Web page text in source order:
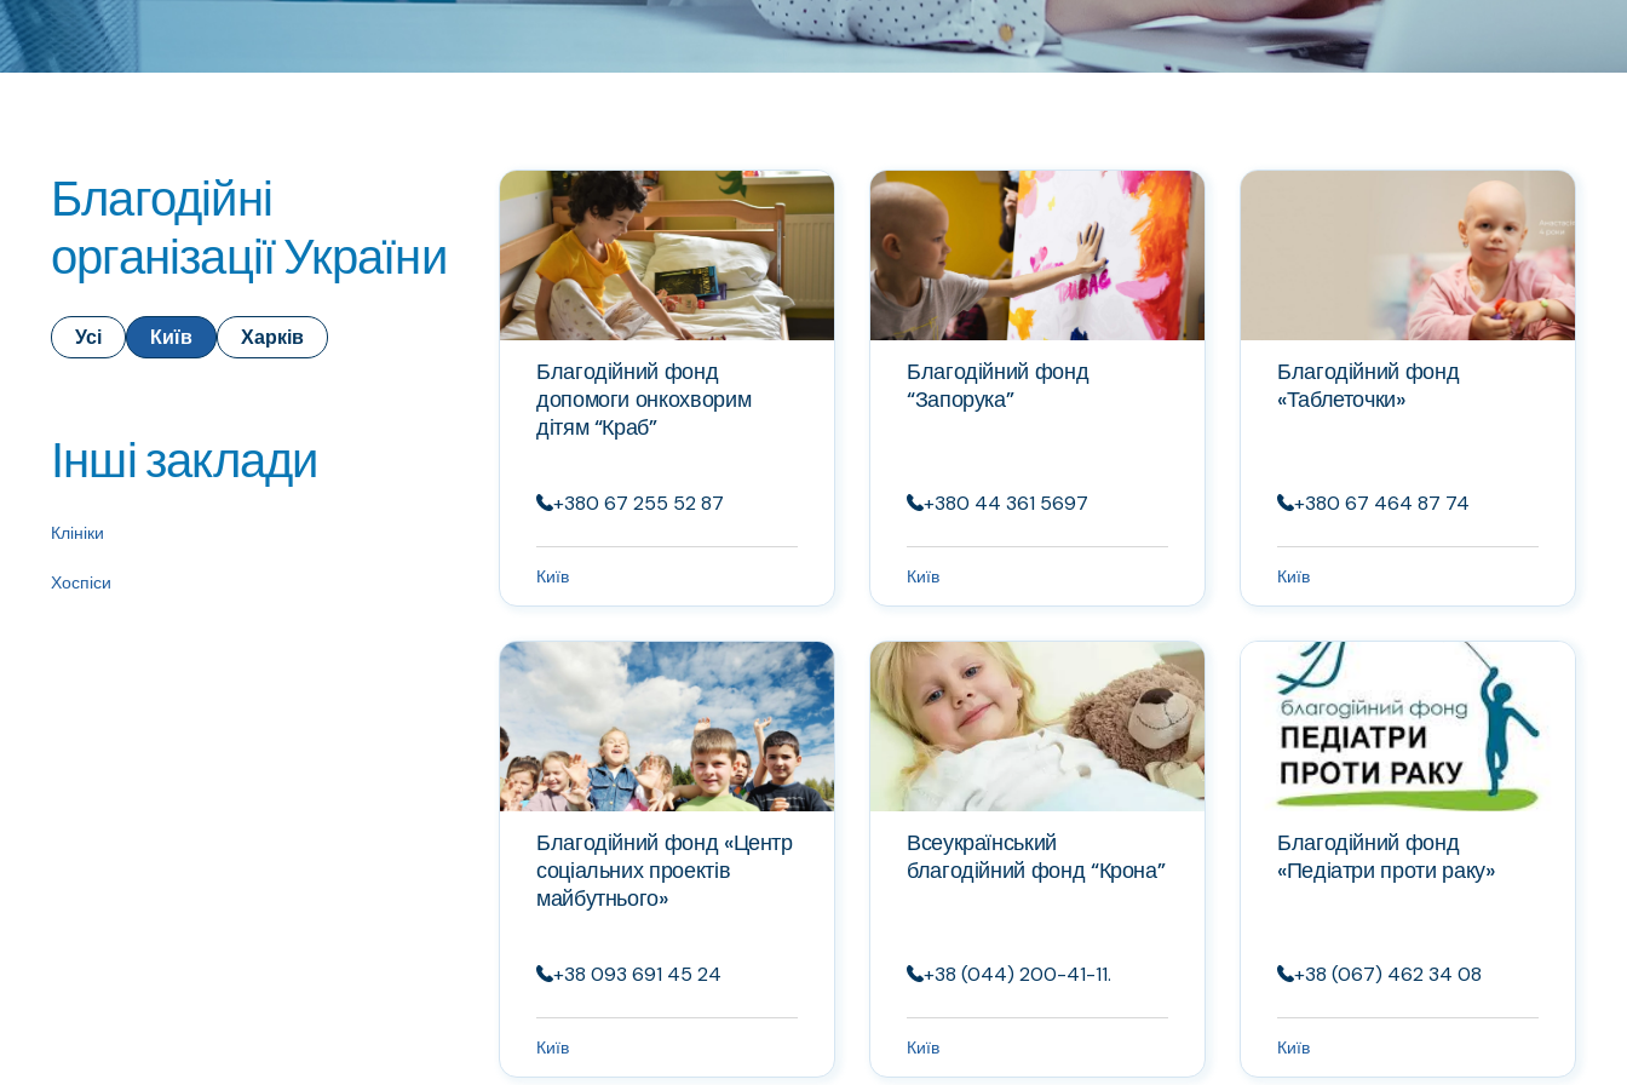
Благодійні
організації України
Усі Київ Харків
Інші заклади
Клініки
Хоспіси
Благодійний фонд
допомоги онкохворим
дітям “Краб”
+380 67 255 52 87
Київ
Благодійний фонд
“Запорука”
+380 44 361 5697
Київ
Благодійний фонд
«Таблеточки»
+380 67 464 87 74
Київ
Благодійний фонд «Центр
соціальних проектів
майбутнього»
+38 093 691 45 24
Київ
Всеукраїнський
благодійний фонд “Крона”
+38 (044) 200-41-11.
Київ
Благодійний фонд
«Педіатри проти раку»
+38 (067) 462 34 08
Київ